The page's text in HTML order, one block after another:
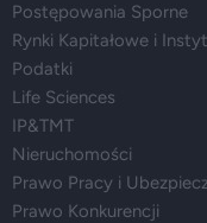
Postępowania Sporne
Rynki Kapitałowe i
Podatki
Life Sciences
IP&TMT
Nieruchomości
Prawo Pracy i
Prawo Konkurencji